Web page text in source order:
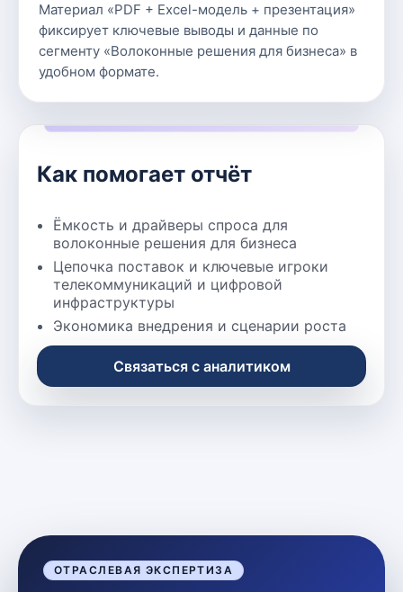
Как помогает отчёт
Ёмкость и драйверы спроса для
волоконные решения для бизнеса
Цепочка поставок и ключевые игроки
телекоммуникаций и цифровой
инфраструктуры
Экономика внедрения и сценарии роста
Связаться с аналитиком
Материал «PDF + Excel-модель + презентация»
фиксирует ключевые выводы и данные по
сегменту «Волоконные решения для бизнеса» в
удобном формате.
ОТРАСЛЕВАЯ ЭКСПЕРТИЗА